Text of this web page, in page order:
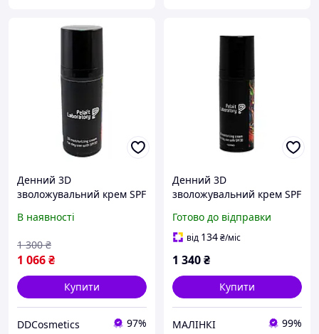
Денний 3D
зволожувальний крем SPF
Moisturizing Cream For
В наявності
1 066₴
1 300 ₴
Купити
DDCosmetics 97%
Денний 3D
зволожувальний крем SPF
Biological Complex), 50 мл
Готово до відправки
від 134₴/міс
1 340₴
Купити
МАЛІНКІ 99%